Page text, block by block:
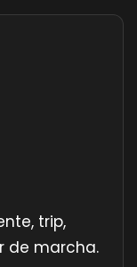
trip,
de marcha.